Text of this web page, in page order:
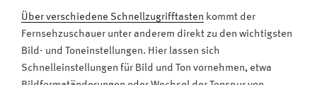
Über verschiedene Schnellzugrifftasten kommt der
Fernsehzuschauer unter anderem direkt zu den wichtigsten
Bild- und Toneinstellungen. Hier lassen sich
Schnelleinstellungen für Bild und Ton vornehmen, etwa